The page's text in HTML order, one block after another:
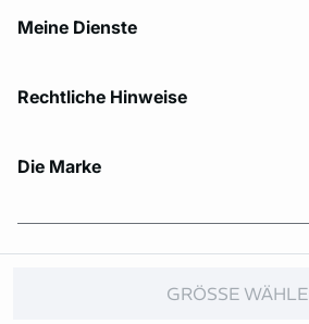
GRÖSSE WÄHLEN
Meine Dienste
Rechtliche Hinweise
Die Marke